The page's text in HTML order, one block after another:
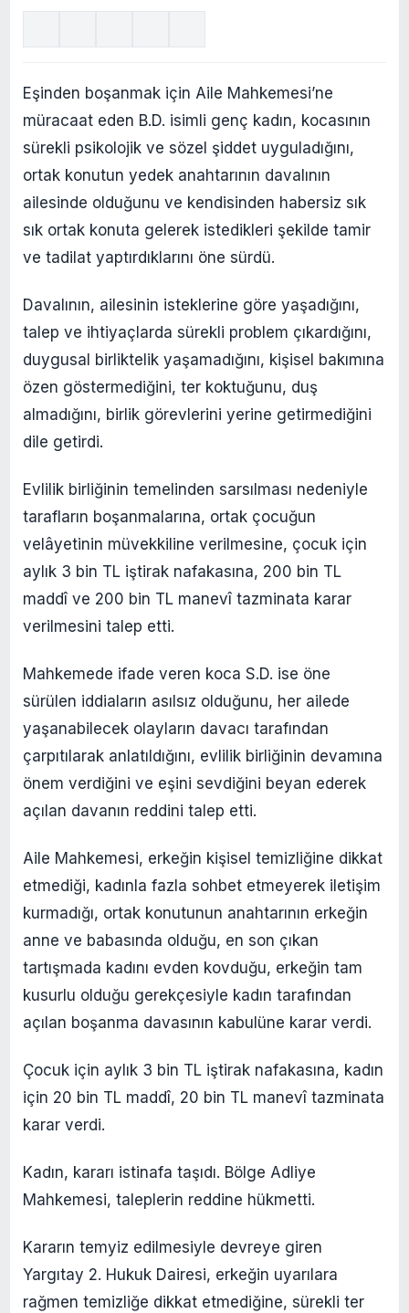
Eşinden boşanmak için Aile Mahkemesi’ne
müracaat eden B.D. isimli genç kadın, kocasının
sürekli psikolojik ve sözel şiddet uyguladığını,
ortak konutun yedek anahtarının davalının
ailesinde olduğunu ve kendisinden habersiz sık
sık ortak konuta gelerek istedikleri şekilde tamir
ve tadilat yaptırdıklarını öne sürdü.
Davalının, ailesinin isteklerine göre yaşadığını,
talep ve ihtiyaçlarda sürekli problem çıkardığını,
duygusal birliktelik yaşamadığını, kişisel bakımına
özen göstermediğini, ter koktuğunu, duş
almadığını, birlik görevlerini yerine getirmediğini
dile getirdi.
Evlilik birliğinin temelinden sarsılması nedeniyle
tarafların boşanmalarına, ortak çocuğun
velâyetinin müvekkiline verilmesine, çocuk için
aylık 3 bin TL iştirak nafakasına, 200 bin TL
maddî ve 200 bin TL manevî tazminata karar
verilmesini talep etti.
Mahkemede ifade veren koca S.D. ise öne
sürülen iddiaların asılsız olduğunu, her ailede
yaşanabilecek olayların davacı tarafından
çarpıtılarak anlatıldığını, evlilik birliğinin devamına
önem verdiğini ve eşini sevdiğini beyan ederek
açılan davanın reddini talep etti.
Aile Mahkemesi, erkeğin kişisel temizliğine dikkat
etmediği, kadınla fazla sohbet etmeyerek iletişim
kurmadığı, ortak konutunun anahtarının erkeğin
anne ve babasında olduğu, en son çıkan
tartışmada kadını evden kovduğu, erkeğin tam
kusurlu olduğu gerekçesiyle kadın tarafından
açılan boşanma davasının kabulüne karar verdi.
Çocuk için aylık 3 bin TL iştirak nafakasına, kadın
için 20 bin TL maddî, 20 bin TL manevî tazminata
karar verdi.
Kadın, kararı istinafa taşıdı. Bölge Adliye
Mahkemesi, taleplerin reddine hükmetti.
Kararın temyiz edilmesiyle devreye giren
Yargıtay 2. Hukuk Dairesi, erkeğin uyarılara
rağmen temizliğe dikkat etmediğine, sürekli ter